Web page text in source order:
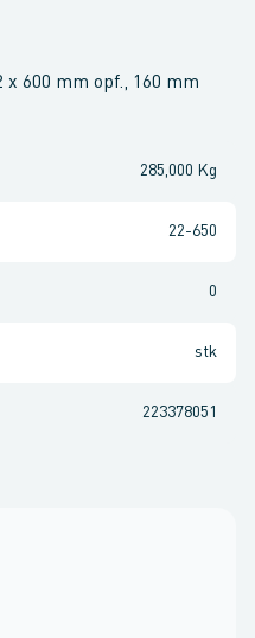
600 mm opf., 160 mm
285,000 Kg
22-650
0
stk
223378051